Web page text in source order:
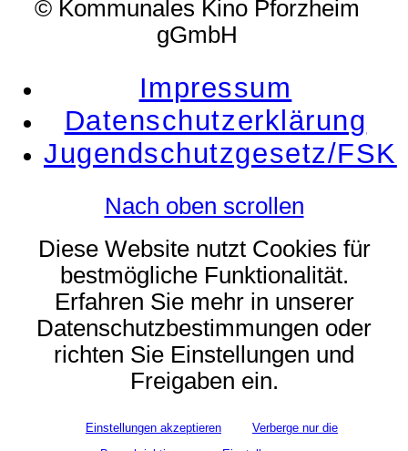
© Kommunales Kino Pforzheim
gGmbH
Impressum
Datenschutzerklärung
Jugendschutzgesetz/FSK
Nach oben scrollen
Diese Website nutzt Cookies für
bestmögliche Funktionalität.
Erfahren Sie mehr in unserer
Datenschutzbestimmungen oder
richten Sie Einstellungen und
Freigaben ein.
Einstellungen akzeptieren
Verberge nur die